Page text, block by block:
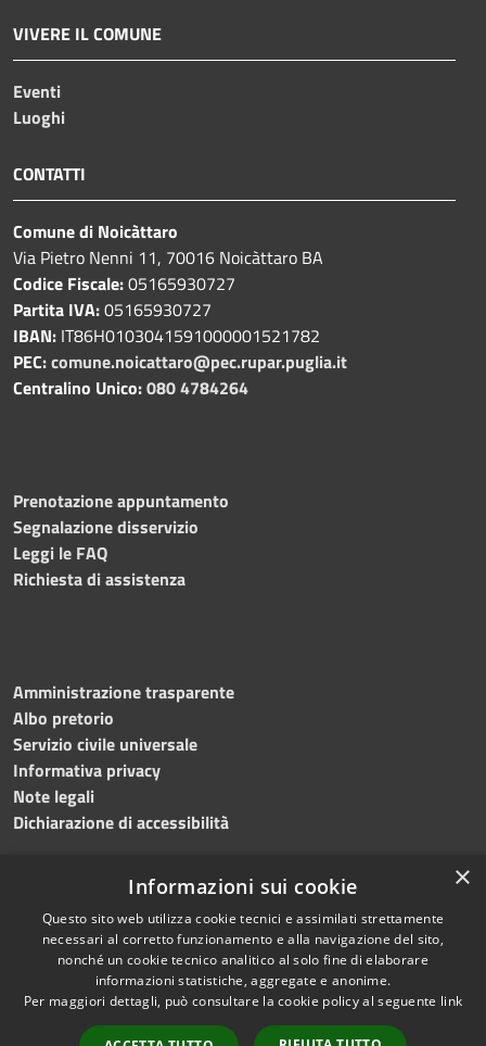
VIVERE IL COMUNE
Eventi
Luoghi
CONTATTI
Comune di Noicàttaro
Via Pietro Nenni 11, 70016 Noicàttaro BA
Codice Fiscale:05165930727
Partita IVA:05165930727
IBAN: IT86H0103041591000001521782
PEC:comune.noicattaro@pec.rupar.puglia.it
Centralino Unico:080 4784264
Prenotazione appuntamento
Segnalazione disservizio
Leggi le FAQ
Richiesta di assistenza
Amministrazione trasparente
Albo pretorio
Servizio civile universale
Informativa privacy
Note legali
Dichiarazione di accessibilità
RSS
Accessibilità
Cookie
Mappa del sito
Copyright © 2023 •
Comune di Noicàttaro
Powered byMunicipium
Redazione•Portale
dipendente
×
Informazioni sui cookie
Questo sito web utilizza cookie tecnici e assimilati strettamente
necessari al corretto funzionamento e alla navigazione del sito,
nonché un cookie tecnico analitico al solo fine di elaborare
informazioni statistiche, aggregate e anonime.
Per maggiori dettagli, può consultare la cookie policy al seguente link